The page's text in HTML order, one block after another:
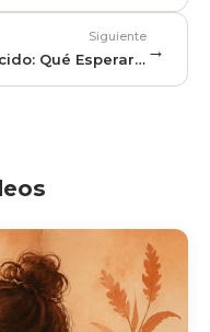
Siguiente
Qué Esperar y
las Noches
→